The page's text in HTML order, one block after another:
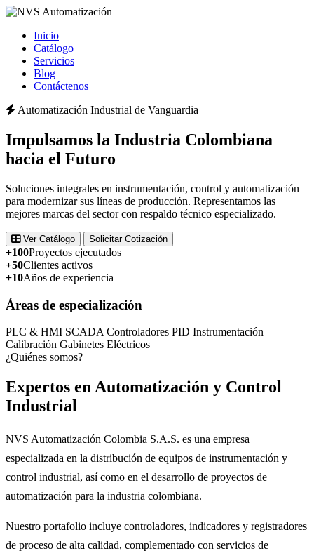
Inicio
Catálogo
Servicios
Blog
Contáctenos
Automatización Industrial de Vanguardia
Impulsamos la Industria Colombiana
hacia el Futuro
Soluciones integrales en instrumentación, control y automatización
para modernizar sus líneas de producción. Representamos las
mejores marcas del sector con respaldo técnico especializado.
Ver Catálogo Solicitar Cotización
+100Proyectos ejecutados
+50Clientes activos
+10Años de experiencia
Áreas de especialización
PLC & HMI SCADA Controladores PID Instrumentación
Calibración Gabinetes Eléctricos
¿Quiénes somos?
Expertos en Automatización y Control
Industrial
NVS Automatización Colombia S.A.S. es una empresa
especializada en la distribución de equipos de instrumentación y
control industrial, así como en el desarrollo de proyectos de
automatización para la industria colombiana.
Nuestro portafolio incluye controladores, indicadores y registradores
de proceso de alta calidad, complementado con servicios de